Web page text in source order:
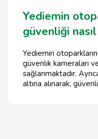
Yediemin
güvenliği
Yediemin
güvenlik kameraları
sağlanmaktadır.
altına alınarak,